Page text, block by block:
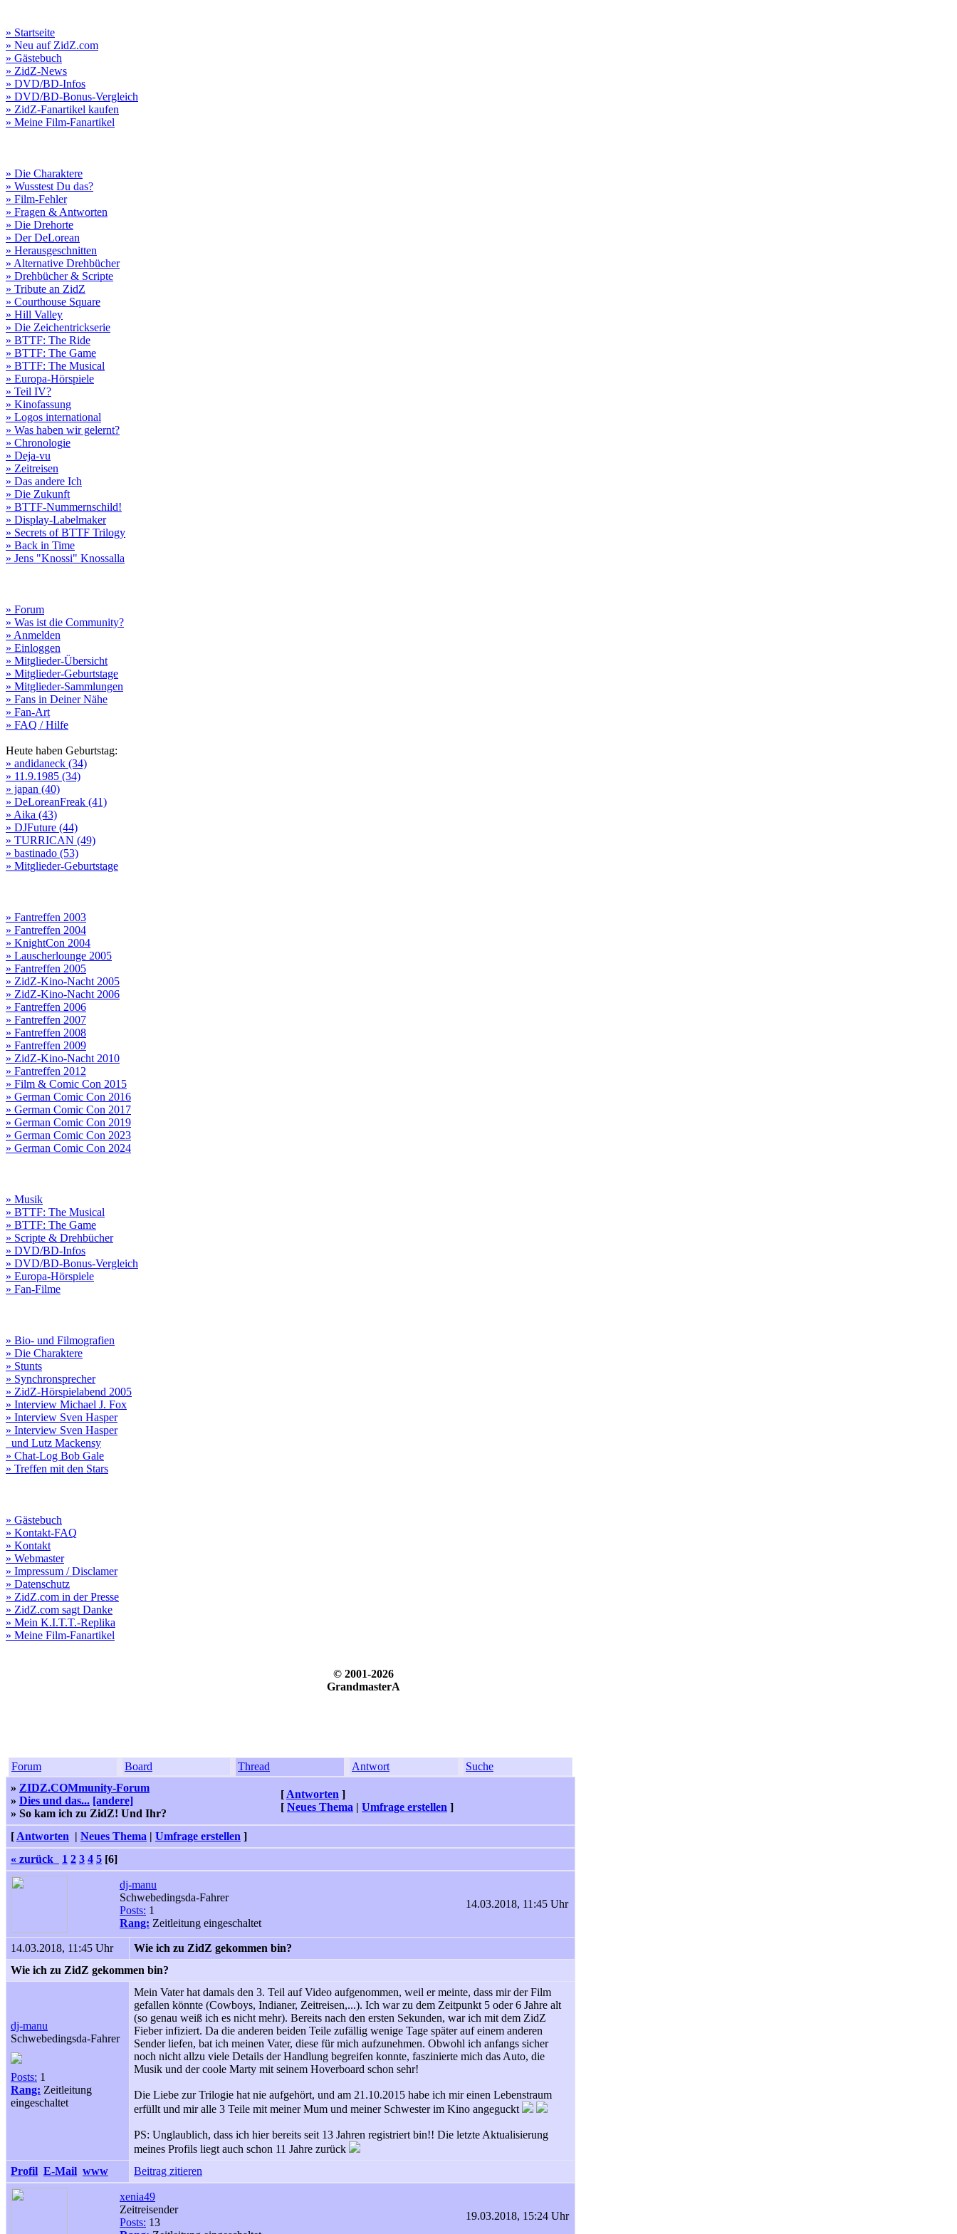
» Startseite
» Neu auf ZidZ.com
» Gästebuch
» ZidZ-News
» DVD/BD-Infos
» DVD/BD-Bonus-Vergleich
» ZidZ-Fanartikel kaufen
» Meine Film-Fanartikel
» Die Charaktere
» Wusstest Du das?
» Film-Fehler
» Fragen & Antworten
» Die Drehorte
» Der DeLorean
» Herausgeschnitten
» Alternative Drehbücher
» Drehbücher & Scripte
» Tribute an ZidZ
» Courthouse Square
» Hill Valley
» Die Zeichentrickserie
» BTTF: The Ride
» BTTF: The Game
» BTTF: The Musical
» Europa-Hörspiele
» Teil IV?
» Kinofassung
» Logos international
» Was haben wir gelernt?
» Chronologie
» Deja-vu
» Zeitreisen
» Das andere Ich
» Die Zukunft
» BTTF-Nummernschild!
» Display-Labelmaker
» Secrets of BTTF Trilogy
» Back in Time
» Jens "Knossi" Knossalla
» Forum
» Was ist die Community?
» Anmelden
» Einloggen
» Mitglieder-Übersicht
» Mitglieder-Geburtstage
» Mitglieder-Sammlungen
» Fans in Deiner Nähe
» Fan-Art
» FAQ / Hilfe
Heute haben Geburtstag:
» andidaneck (34)
» 11.9.1985 (34)
» japan (40)
» DeLoreanFreak (41)
» Aika (43)
» DJFuture (44)
» TURRICAN (49)
» bastinado (53)
» Mitglieder-Geburtstage
» Fantreffen 2003
» Fantreffen 2004
» KnightCon 2004
» Lauscherlounge 2005
» Fantreffen 2005
» ZidZ-Kino-Nacht 2005
» ZidZ-Kino-Nacht 2006
» Fantreffen 2006
» Fantreffen 2007
» Fantreffen 2008
» Fantreffen 2009
» ZidZ-Kino-Nacht 2010
» Fantreffen 2012
» Film & Comic Con 2015
» German Comic Con 2016
» German Comic Con 2017
» German Comic Con 2019
» German Comic Con 2023
» German Comic Con 2024
» Musik
» BTTF: The Musical
» BTTF: The Game
» Scripte & Drehbücher
» DVD/BD-Infos
» DVD/BD-Bonus-Vergleich
» Europa-Hörspiele
» Fan-Filme
» Bio- und Filmografien
» Die Charaktere
» Stunts
» Synchronsprecher
» ZidZ-Hörspielabend 2005
» Interview Michael J. Fox
» Interview Sven Hasper
» Interview Sven Hasper
und Lutz Mackensy
» Chat-Log Bob Gale
» Treffen mit den Stars
» Gästebuch
» Kontakt-FAQ
» Kontakt
» Webmaster
» Impressum / Disclamer
» Datenschutz
» ZidZ.com in der Presse
» ZidZ.com sagt Danke
» Mein K.I.T.T.-Replika
» Meine Film-Fanartikel
© 2001-2026
GrandmasterA
Forum Board Thread Antwort
Suche
» ZIDZ.COMmunity-Forum
» Dies und das... [andere]
» So kam ich zu ZidZ! Und Ihr?
[ Antworten ]
[ Neues Thema | Umfrage erstellen ]
[ Antworten | Neues Thema | Umfrage erstellen ]
« zurück
1 2 3 4 5 [6]
dj-manu
Schwebedingsda-Fahrer
Posts: 1
Rang: Zeitleitung eingeschaltet
14.03.2018, 11:45 Uhr
14.03.2018, 11:45 Uhr
Wie ich zu ZidZ gekommen bin?
Wie ich zu ZidZ gekommen bin?
dj-manu
Schwebedingsda-Fahrer
Posts: 1
Rang: Zeitleitung
eingeschaltet
Mein Vater hat damals den 3. Teil auf Video aufgenommen, weil er meinte, dass mir der Film
gefallen könnte (Cowboys, Indianer, Zeitreisen,...). Ich war zu dem Zeitpunkt 5 oder 6 Jahre alt
(so genau weiß ich es nicht mehr). Bereits nach den ersten Sekunden, war ich mit dem ZidZ
Fieber infiziert. Da die anderen beiden Teile zufällig wenige Tage später auf einem anderen
Sender liefen, bat ich meinen Vater, diese für mich aufzunehmen. Obwohl ich anfangs sicher
noch nicht allzu viele Details der Handlung begreifen konnte, faszinierte mich das Auto, die
Musik und der coole Marty mit seinem Hoverboard schon sehr!
Die Liebe zur Trilogie hat nie aufgehört, und am 21.10.2015 habe ich mir einen Lebenstraum
erfüllt und mir alle 3 Teile mit meiner Mum und meiner Schwester im Kino angeguckt
PS: Unglaublich, dass ich hier bereits seit 13 Jahren registriert bin!! Die letzte Aktualisierung
meines Profils liegt auch schon 11 Jahre zurück
Profil E-Mail www Beitrag zitieren
xenia49
Zeitreisender
Posts: 13
19.03.2018, 15:24 Uhr